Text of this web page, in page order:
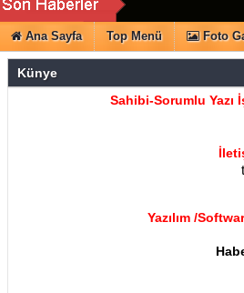
Ana Sayfa Top Menü Foto
Künye
Sahibi-Sorumlu Yazı
Yazılım /S